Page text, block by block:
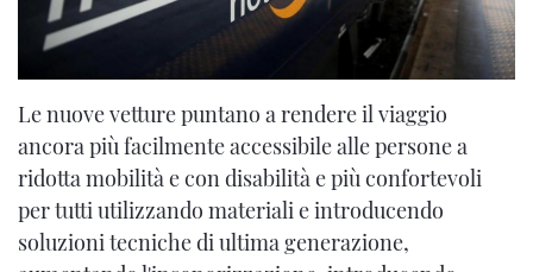
Le nuove vetture puntano a rendere il viaggio
ancora più facilmente accessibile alle persone a
ridotta mobilità e con disabilità e più confortevoli
per tutti utilizzando materiali e introducendo
soluzioni tecniche di ultima generazione,